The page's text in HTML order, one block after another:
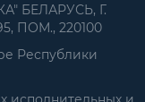
БЕЛАРУСЬ, Г.
ПОМ., 220100
Республики